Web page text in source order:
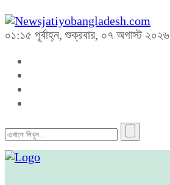
০১:১৫ পূর্বাহ্ন, শুক্রবার, ০৭ অগাস্ট ২০২৬